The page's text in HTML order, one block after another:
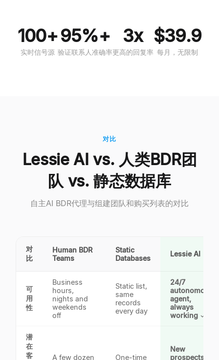
100+
实时信号源
95%+
验证联系人准确率
3x
更高的回复率
$39.9
每月，无限制
对比
Lessie AI vs. 人类BDR团
队 vs. 静态数据库
自主AI BDR代理与组建团队和购买列表的对比
对
比
Human BDR
Teams
Static
Databases
Lessie AI
可
用
性
Business
hours,
nights and
weekends
off
Static list,
same
records
every day
24/7
autonomous
agent,
always
working ✓
潜
在
客
A few dozen
One-time
New
prospects